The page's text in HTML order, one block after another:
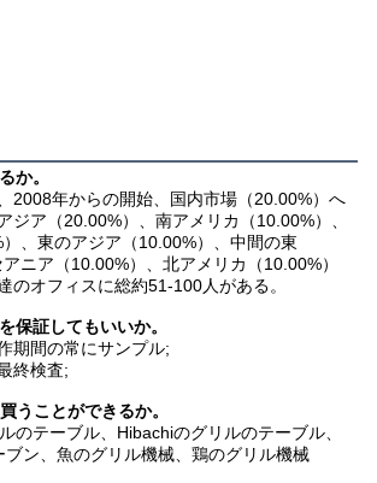
か。
2008年からの開始、国内市場（20.00%）へ
ジア（20.00%）、南アメリカ（10.00%）、
、東のアジア（10.00%）、中間の東
アニア（10.00%）、北アメリカ（10.00%）
のオフィスに総約51-100人がある。
保証してもいいか。
期間の常にサンプル;
終検査;
うことができるか。
のテーブル、Hibachiのグリルのテーブル、
ブン、魚のグリル機械、鶏のグリル機械